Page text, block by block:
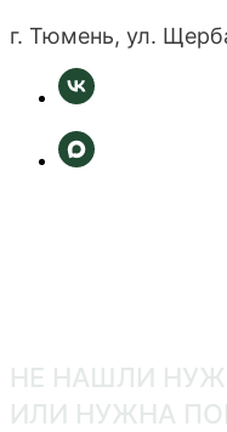
НЕ НАШЛИ
ИЛИ НУЖНА
г. Тюмень, ул.